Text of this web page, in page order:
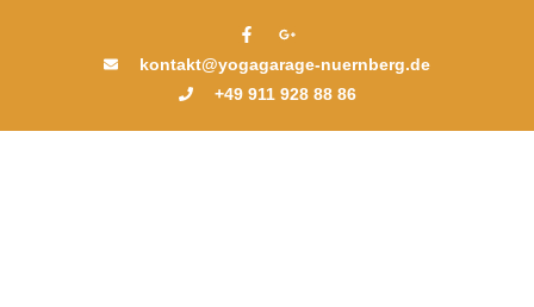
kontakt@yogagarage-nuernberg.de
+49 911 928 88 86